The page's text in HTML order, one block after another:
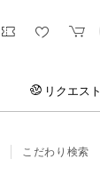
リクエスト
こだわり検索